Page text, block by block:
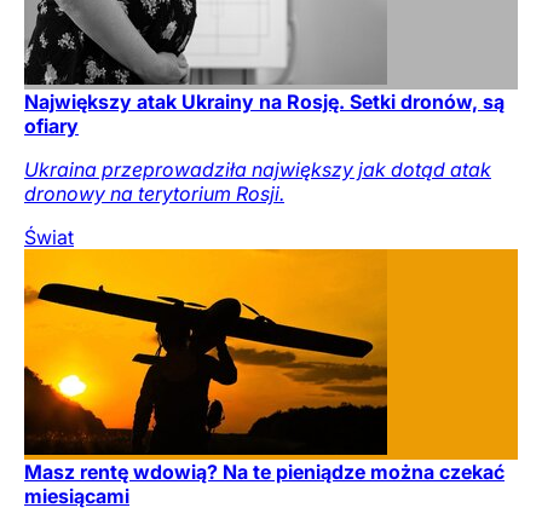
Największy atak Ukrainy na Rosję. Setki dronów, są
ofiary
Ukraina przeprowadziła największy jak dotąd atak
dronowy na terytorium Rosji.
Świat
Masz rentę wdowią? Na te pieniądze można czekać
miesiącami